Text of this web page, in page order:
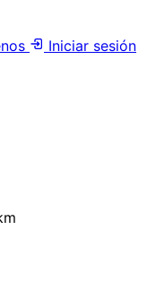
Iniciar sesión